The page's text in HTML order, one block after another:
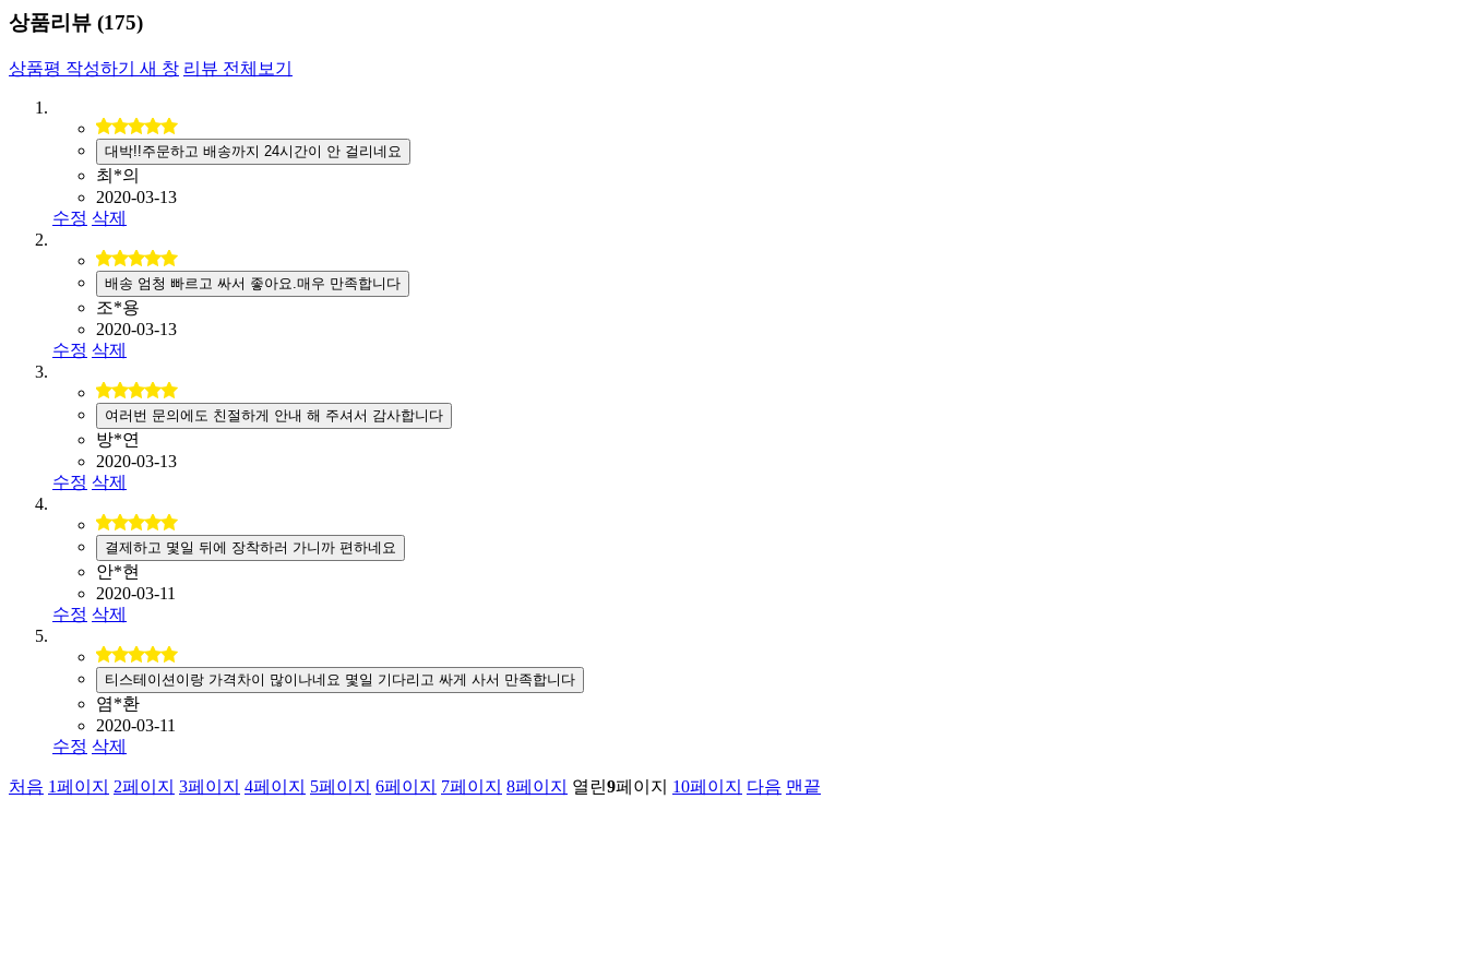
상품리뷰 (175)
상품평 작성하기 새 창 리뷰 전체보기
대박!!주문하고 배송까지 24시간이 안 걸리네요
최*의
2020-03-13
수정 삭제
배송 엄청 빠르고 싸서 좋아요.매우 만족합니다
조*용
2020-03-13
수정 삭제
여러번 문의에도 친절하게 안내 해 주셔서 감사합니다
방*연
2020-03-13
수정 삭제
결제하고 몇일 뒤에 장착하러 가니까 편하네요
안*현
2020-03-11
수정 삭제
티스테이션이랑 가격차이 많이나네요 몇일 기다리고 싸게 사서 만족합니다
염*환
2020-03-11
수정 삭제
처음 1페이지 2페이지 3페이지 4페이지 5페이지 6페이지 7페이지 8페이지 열린9페이지 10페이지 다음 맨끝